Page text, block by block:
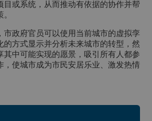
目或系统，从而推动有依据的协作并帮
市政府官员可以使用当前城市的虚拟孪
的方式显示并分析未来城市的转型，然
其中可能实现的愿景，吸引所有人都参
，使城市成为市民安居乐业、激发热情